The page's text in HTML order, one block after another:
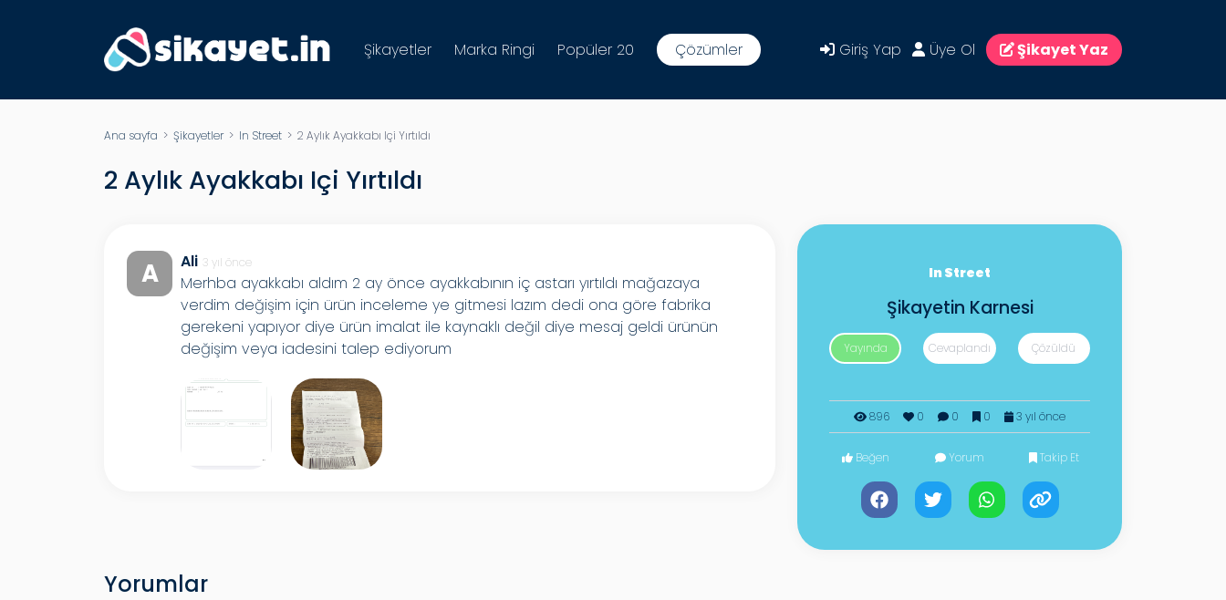
Şikayetler Marka Ringi Popüler 20 Çözümler Giriş Yap Üye Ol Şikayet Yaz
Ana sayfa > Şikayetler> In Street > 2 Aylık Ayakkabı Içi Yırtıldı
2 Aylık Ayakkabı Içi Yırtıldı
A Ali 3 yıl önce
Merhba ayakkabı aldım 2 ay önce ayakkabının iç astarı yırtıldı mağazaya
verdim değişim için ürün inceleme ye gitmesi lazım dedi ona göre fabrika
gerekeni yapıyor diye ürün imalat ile kaynaklı değil diye mesaj geldi ürünün
değişim veya iadesini talep ediyorum
In Street
Şikayetin Karnesi
Yayında Cevaplandı Çözüldü
896 0 0 0 3 yıl önce
Beğen Yorum Takip Et
Yorumlar